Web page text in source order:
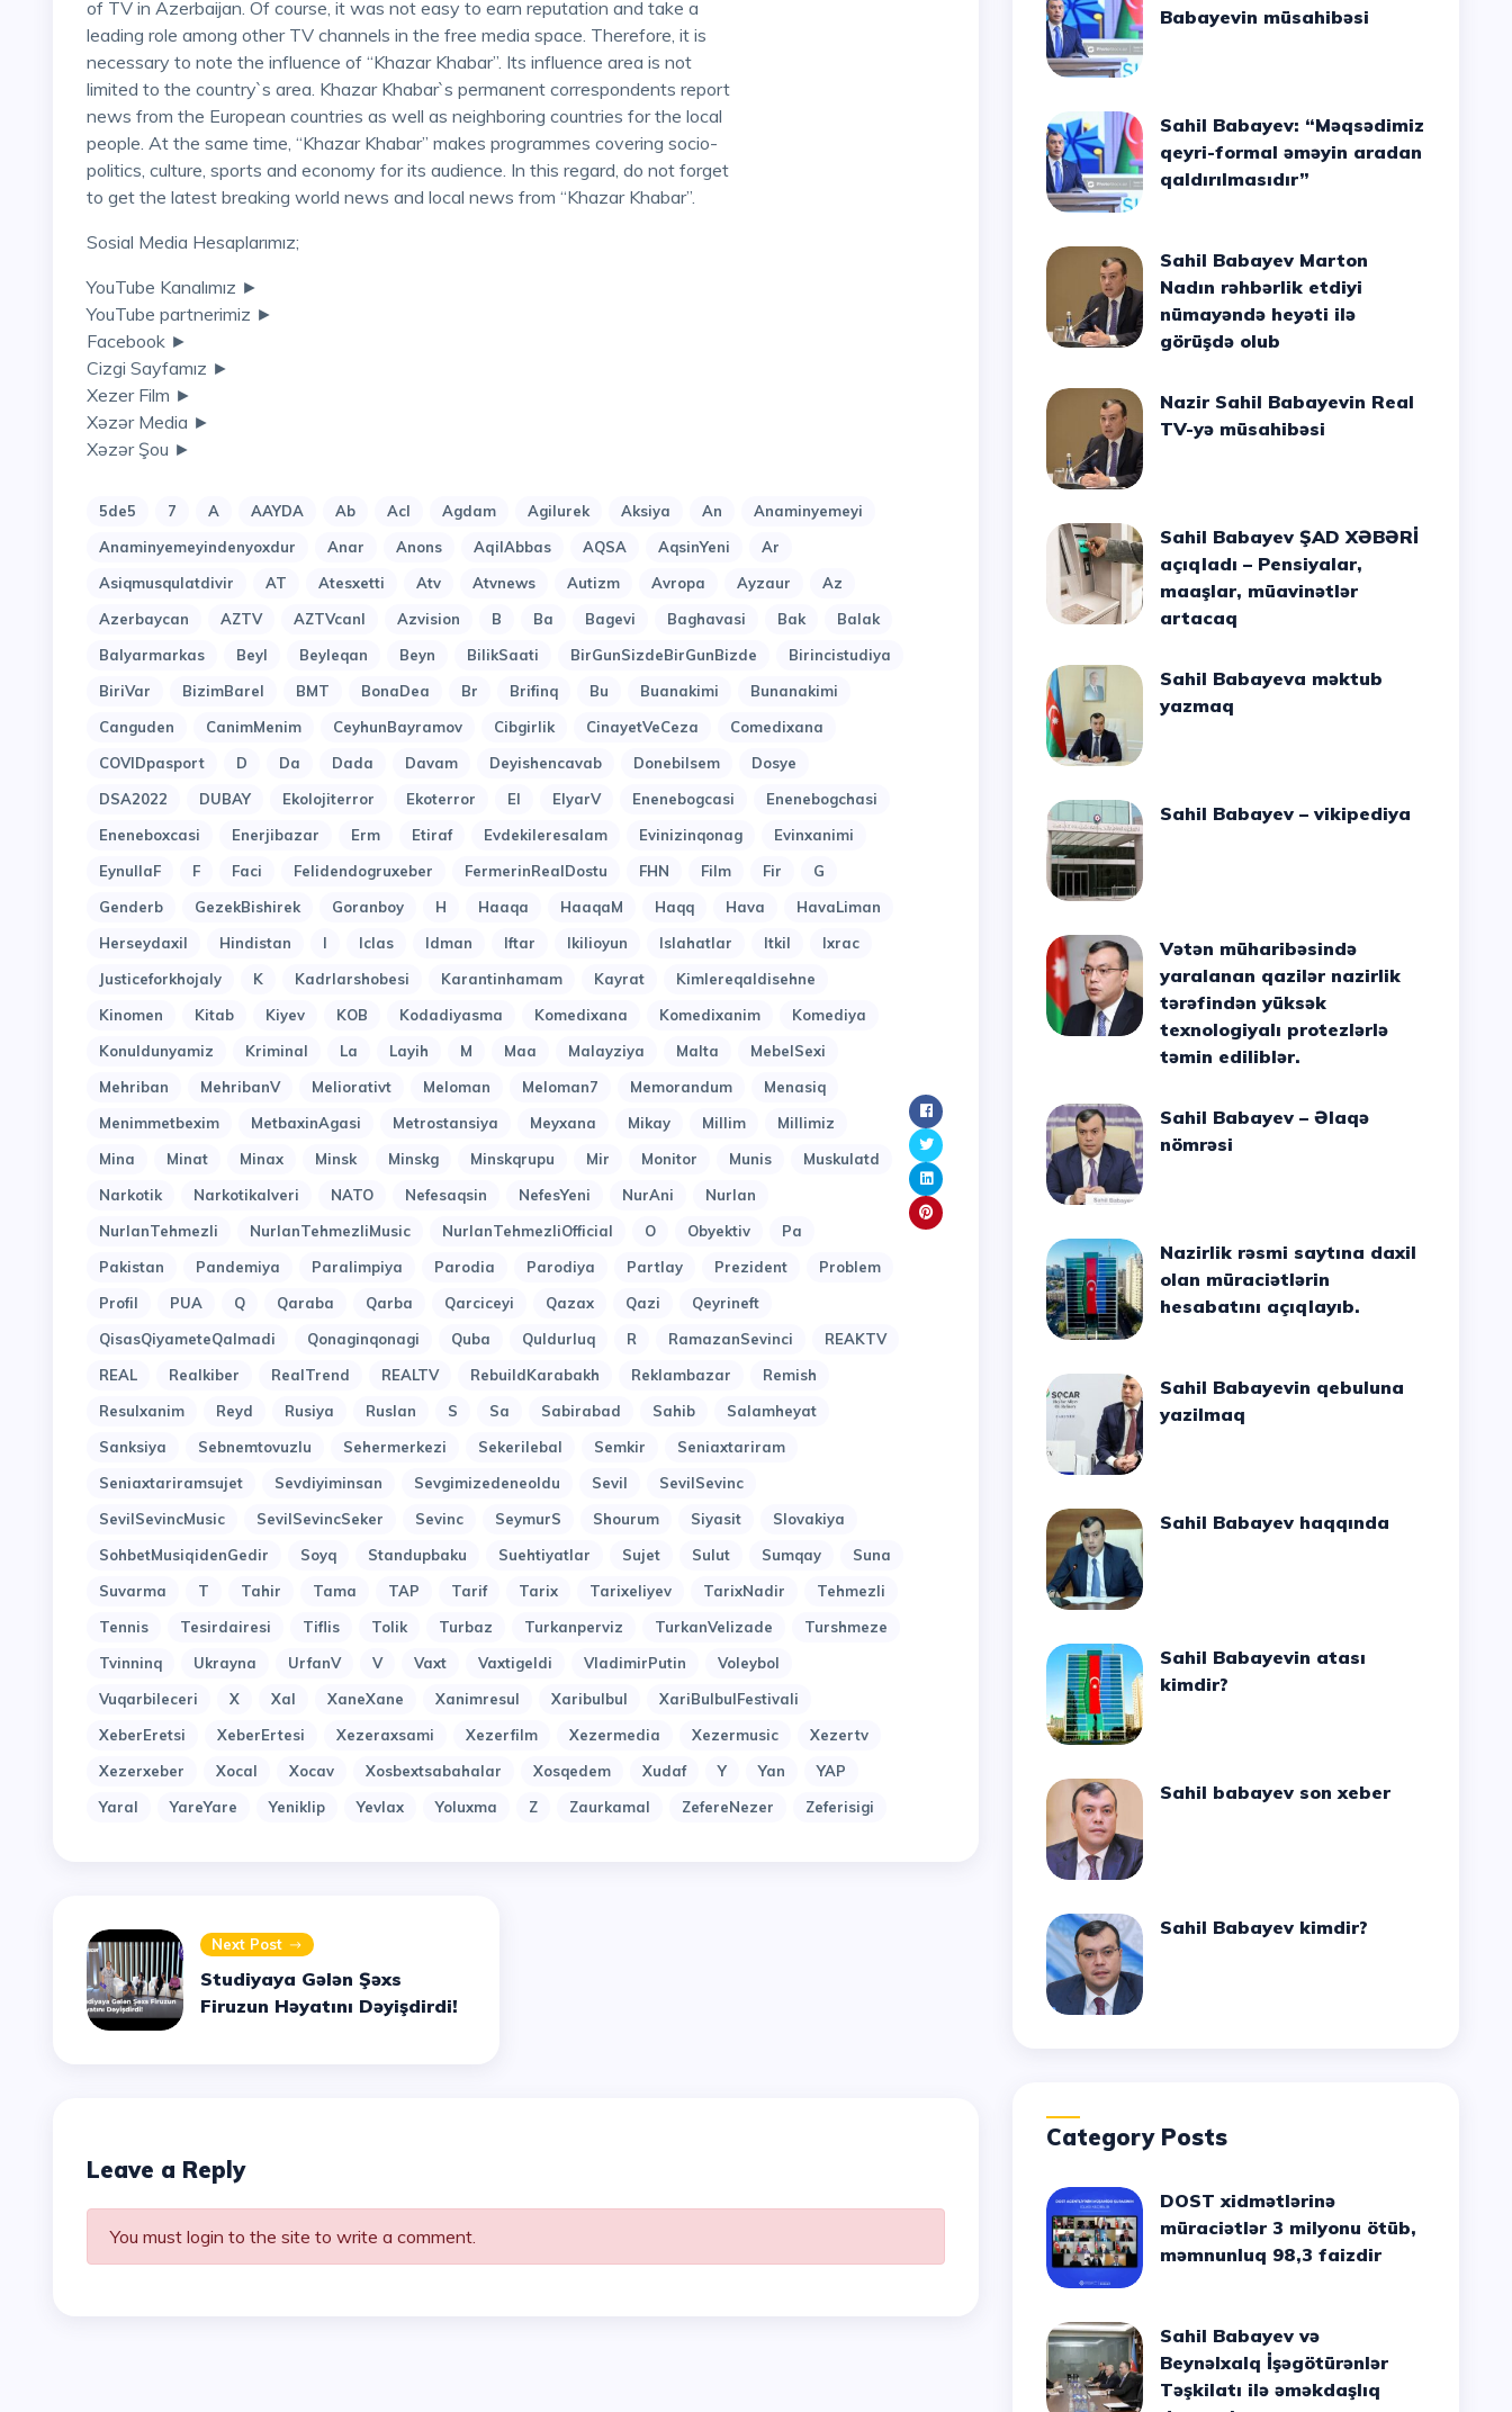
of TV in Azerbaijan. Of course, it was not easy to earn reputation and take a
leading role among other TV channels in the free media space. Therefore, it is
necessary to note the influence of “Khazar Khabar”. Its influence area is not
limited to the country`s area. Khazar Khabar`s permanent correspondents report
news from the European countries as well as neighboring countries for the local
people. At the same time, “Khazar Khabar” makes programmes covering socio-
politics, culture, sports and economy for its audience. In this regard, do not forget
to get the latest breaking world news and local news from “Khazar Khabar”.
Sosial Media Hesaplarımız;
YouTube Kanalımız ►
YouTube partnerimiz ►
Facebook ►
Cizgi Sayfamız ►
Xezer Film ►
Xəzər Media ►
Xəzər Şou ►
5de5 7 A AAYDA Ab Acl Agdam Agilurek Aksiya An
Anaminyemeyi
Anaminyemeyindenyoxdur
Anar Anons AqilAbbas AQSA AqsinYeni
Ar
Asiqmusqulatdivir
AT Atesxetti Atv Atvnews Autizm Avropa Ayzaur
Az
Azerbaycan
AZTV AZTVcanl Azvision B Ba Bagevi Baghavasi Bak
Balak
Balyarmarkas
Beyl Beyleqan Beyn BilikSaati BirGunSizdeBirGunBizde
Birincistudiya
BiriVar
BizimBarel BMT BonaDea Br Brifinq Bu Buanakimi
Bunanakimi
Canguden
CanimMenim CeyhunBayramov Cibgirlik CinayetVeCeza
Comedixana
COVIDpasport
D Da Dada Davam Deyishencavab Donebilsem
Dosye
DSA2022
DUBAY Ekolojiterror Ekoterror El ElyarV Enenebogcasi
Enenebogchasi
Eneneboxcasi
Enerjibazar Erm Etiraf Evdekileresalam Evinizinqonag
Evinxanimi
EynullaF
F Faci Felidendogruxeber FermerinRealDostu FHN Film Fir
G
Genderb
GezekBishirek Goranboy H Haaqa HaaqaM Haqq Hava
HavaLiman
Herseydaxil
Hindistan I Iclas Idman Iftar Ikilioyun Islahatlar Itkil
Ixrac
Justiceforkhojaly
K Kadrlarshobesi Karantinhamam Kayrat
Kimlereqaldisehne
Kinomen
Kitab Kiyev KOB Kodadiyasma Komedixana Komedixanim
Komediya
Konuldunyamiz
Kriminal La Layih M Maa Malayziya Malta
MebelSexi
Mehriban
MehribanV Meliorativt Meloman Meloman7 Memorandum
Menasiq
Menimmetbexim
MetbaxinAgasi Metrostansiya Meyxana Mikay Millim
Millimiz
Mina
Minat Minax Minsk Minskg Minskqrupu Mir Monitor Munis
Muskulatd
Narkotik
Narkotikalveri NATO Nefesaqsin NefesYeni NurAni
Nurlan
NurlanTehmezli
NurlanTehmezliMusic NurlanTehmezliOfficial O Obyektiv
Pa
Pakistan
Pandemiya Paralimpiya Parodia Parodiya Partlay Prezident
Problem
Profil
PUA Q Qaraba Qarba Qarciceyi Qazax Qazi
Qeyrineft
QisasQiyameteQalmadi
Qonaginqonagi Quba Quldurluq R RamazanSevinci
REAKTV
REAL
Realkiber RealTrend REALTV RebuildKarabakh Reklambazar
Remish
Resulxanim
Reyd Rusiya Ruslan S Sa Sabirabad Sahib
Salamheyat
Sanksiya
Sebnemtovuzlu Sehermerkezi Sekerilebal Semkir
Seniaxtariram
Seniaxtariramsujet
Sevdiyiminsan Sevgimizedeneoldu Sevil
SevilSevinc
SevilSevincMusic
SevilSevincSeker Sevinc SeymurS Shourum Siyasit
Slovakiya
SohbetMusiqidenGedir
Soyq Standupbaku Suehtiyatlar Sujet Sulut Sumqay
Suna
Suvarma
T Tahir Tama TAP Tarif Tarix Tarixeliyev TarixNadir
Tehmezli
Tennis
Tesirdairesi Tiflis Tolik Turbaz Turkanperviz TurkanVelizade
Turshmeze
Tvinninq
Ukrayna UrfanV V Vaxt Vaxtigeldi VladimirPutin
Voleybol
Vuqarbileceri
X Xal XaneXane Xanimresul Xaribulbul
XariBulbulFestivali
XeberEretsi
XeberErtesi Xezeraxsami Xezerfilm Xezermedia Xezermusic
Xezertv
Xezerxeber
Xocal Xocav Xosbextsabahalar Xosqedem Xudaf Y Yan
YAP
Yaral
YareYare Yeniklip Yevlax Yoluxma Z Zaurkamal ZefereNezer Zeferisigi
Next Post
Studiyaya Gələn Şəxs
Firuzun Həyatını Dəyişdirdi!
Leave a Reply
You must login to the site to write a comment.
Babayevin müsahibəsi
Sahil Babayev: “Məqsədimiz
qeyri-formal əməyin aradan
qaldırılmasıdır”
Sahil Babayev Marton
Nadın rəhbərlik etdiyi
nümayəndə heyəti ilə
görüşdə olub
Nazir Sahil Babayevin Real
TV-yə müsahibəsi
Sahil Babayev ŞAD XƏBƏRİ
açıqladı – Pensiyalar,
maaşlar, müavinətlər
artacaq
Sahil Babayeva məktub
yazmaq
Sahil Babayev – vikipediya
Vətən müharibəsində
yaralanan qazilər nazirlik
tərəfindən yüksək
texnologiyalı protezlərlə
təmin ediliblər.
Sahil Babayev – Əlaqə
nömrəsi
Nazirlik rəsmi saytına daxil
olan müraciətlərin
hesabatını açıqlayıb.
Sahil Babayevin qebuluna
yazilmaq
Sahil Babayev haqqında
Sahil Babayevin atası
kimdir?
Sahil babayev son xeber
Sahil Babayev kimdir?
Category Posts
DOST xidmətlərinə
müraciətlər 3 milyonu ötüb,
məmnunluq 98,3 faizdir
Sahil Babayev və
Beynəlxalq İşəgötürənlər
Təşkilatı ilə əməkdaşlıq